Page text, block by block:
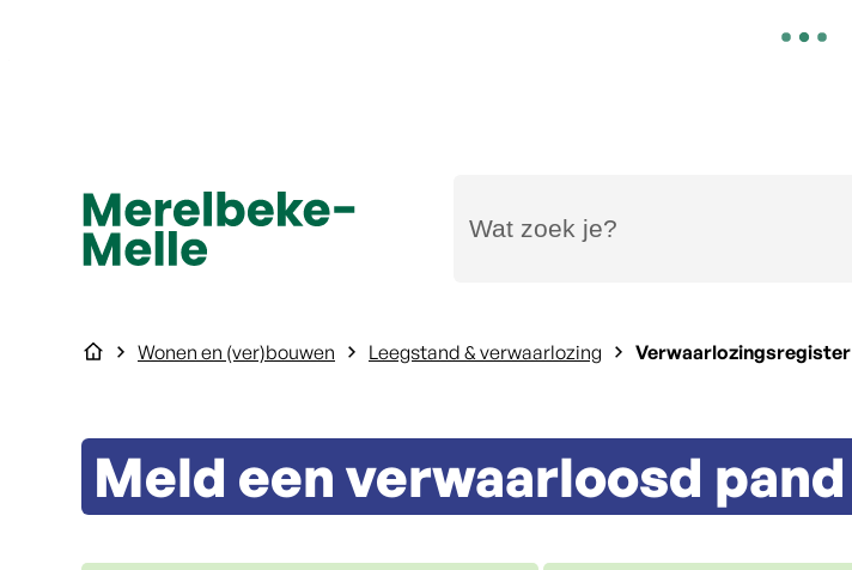
Merelbeke-Melle
Startpagina
Wonen en (ver)bouwen Leegstand & verwaarlozing Verwaarlozingsregister
Meld een verwaarloosd pand